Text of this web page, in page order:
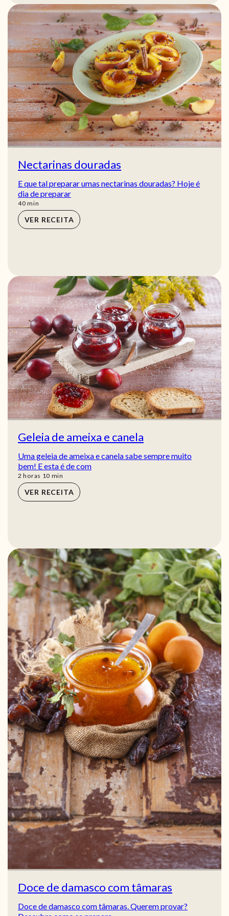
Nectarinas douradas
E que tal preparar umas nectarinas douradas? Hoje é
dia de preparar
40min
min
VER RECEITA
Geleia de ameixa e canela
Uma geleia de ameixa e canela sabe sempre muito
bem! E esta é de com
2 horas
horas 10 min
min
VER RECEITA
Doce de damasco com tâmaras
Doce de damasco com tâmaras. Querem provar?